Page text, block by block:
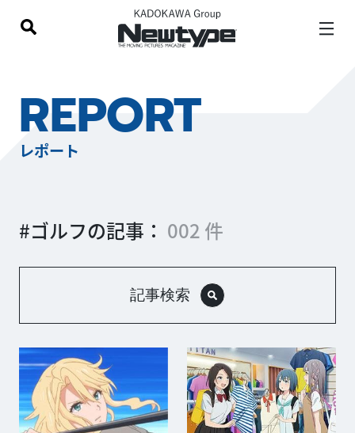
REPORT
レポート
#ゴルフの記事： 002 件
記事検索